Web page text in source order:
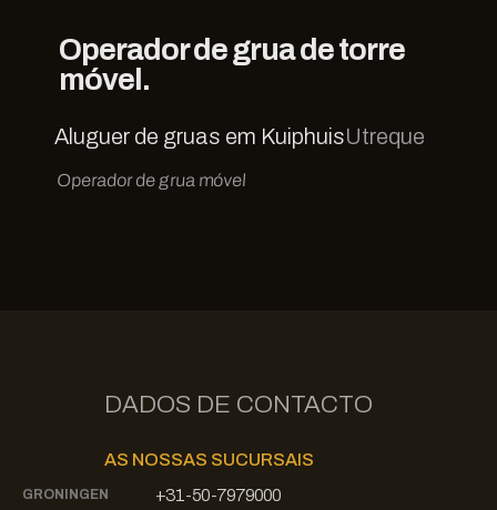
Operador de grua de torre
móvel.
Aluguer de gruas em KuiphuisUtreque
Operador de grua móvel
DADOS DE CONTACTO
AS NOSSAS SUCURSAIS
GRONINGEN +31-50-7979000